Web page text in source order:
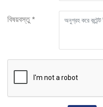
বিষয়বস্তু *